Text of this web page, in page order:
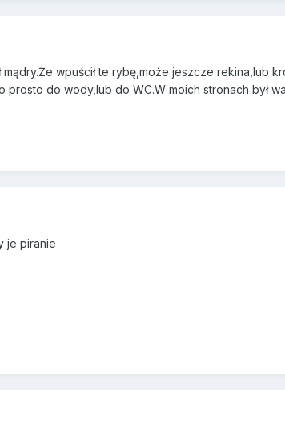
wpuścił te rybę,może jeszcze
prosto do wody,lub do WC.W moich stronach był
je piranie